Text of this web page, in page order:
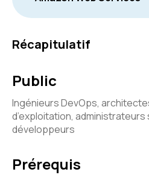
Récapitulatif
Public
Ingénieurs DevOps,
d’exploitation,
développeurs
Prérequis